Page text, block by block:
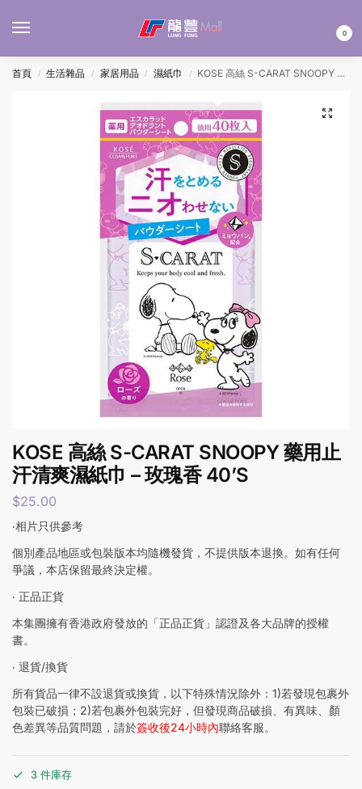
0
首頁 / 生活雜品 / 家居用品 / 濕紙巾 / KOSE 高絲 S-CARAT SNOOPY 藥用止汗清爽濕紙巾 – 玫瑰香 40’S
KOSE 高絲 S-CARAT SNOOPY 藥用止
汗清爽濕紙巾 – 玫瑰香 40’S
$25.00
‧相片只供參考
個別產品地區或包裝版本均隨機發貨，不提供版本退換。如有任何
爭議，本店保留最終決定權。
‧ 正品正貨
本集團擁有香港政府發放的「正品正貨」認證及各大品牌的授權
書。
‧ 退貨/換貨
所有貨品一律不設退貨或換貨，以下特殊情況除外：1)若發現包裹外
包裝已破損；2)若包裹外包裝完好，但發現商品破損、有異味、顏
色差異等品質問題，請於簽收後24小時內聯絡客服。
3 件庫存